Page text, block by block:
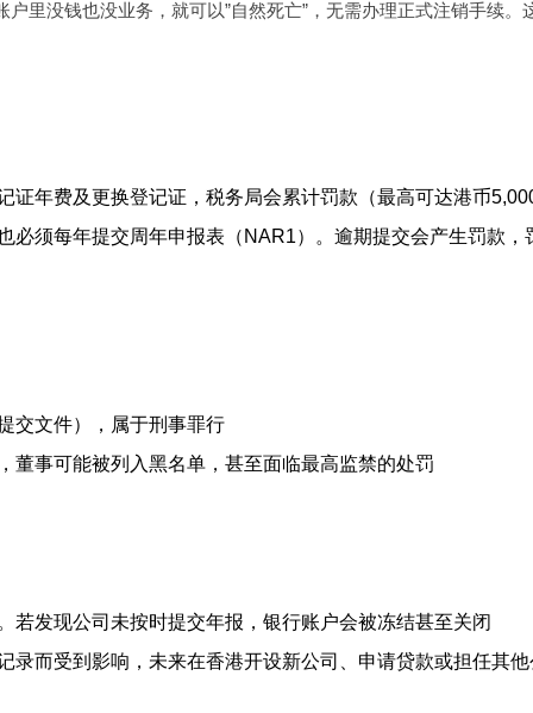
里没钱也没业务，就可以”自然死亡”，无需办理正式注销手续。
证年费及更换登记证，税务局会累计罚款（最高可达港币
必须每年提交周年申报表（NAR1）。逾期提交会产生罚款
交文件），属于刑事罪行
董事可能被列入黑名单，甚至面临最高监禁的处罚
若发现公司未按时提交年报，银行账户会被冻结甚至关闭
录而受到影响，未来在香港开设新公司、申请贷款或担任其